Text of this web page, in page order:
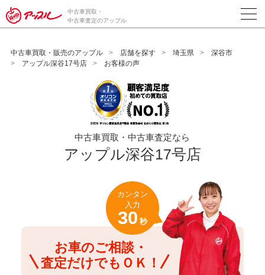
/*ABテスト_新規査定フォームの為のCVボタン*/
中古車買取・
中古車査定のアップル
中古車買取・販売のアップル 店舗を探す 埼玉県
深谷市
アップル深谷17号店
お客様の声
中古車買取・中古車査定なら
アップル深谷17号店
お車のご相談・
査定だけでもＯＫ！
カンタン
入力
30 秒